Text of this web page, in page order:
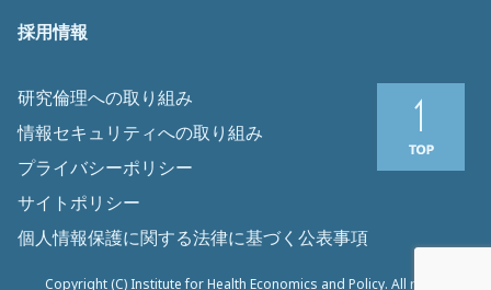
採用情報
研究倫理への取り組み
情報セキュリティへの取り組み
プライバシーポリシー
サイトポリシー
個人情報保護に関する法律に基づく公表事項
Copyright (C) Institute for Health Economics and Policy. All rights